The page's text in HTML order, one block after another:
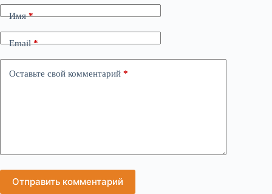
Имя*
Email*
Оставьте свой комментарий *
Отправить комментарий